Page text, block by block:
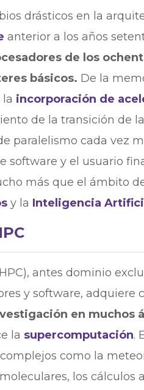
drásticos en la
anterior a los años
de los
básicos. De la
incorporación de
de la transición de
paralelismo cada vez
software y el usuario
más que el ámbito
y la Inteligencia
antes dominio
y software, adquiere
en muchos
la supercomputación.
como la
los cálculos